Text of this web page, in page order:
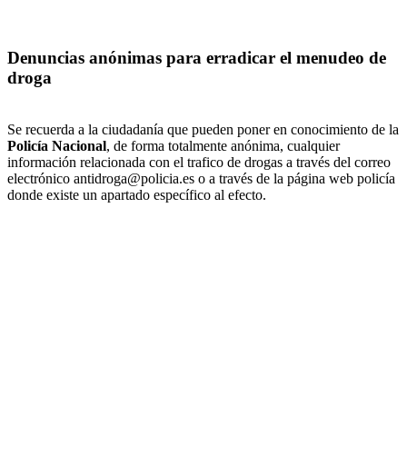
Denuncias anónimas para erradicar el menudeo de
droga
Se recuerda a la ciudadanía que pueden poner en conocimiento de la
Policía Nacional, de forma totalmente anónima, cualquier
información relacionada con el trafico de drogas a través del correo
electrónico antidroga@policia.es o a través de la página web policía
donde existe un apartado específico al efecto.